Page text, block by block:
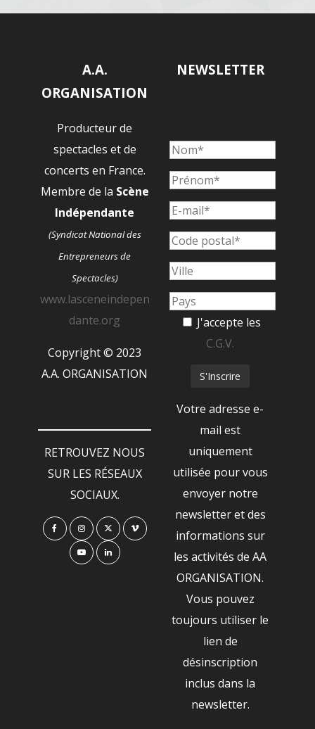
A.A.
ORGANISATION
Producteur de
spectacles et de
concerts en France.
Membre de la Scène
Indépendante
(Syndicat National des
Entrepreneurs de
Spectacles)
www.lasceneindepen
dante.org
Copyright © 2023
A.A. ORGANISATION
RETROUVEZ NOUS
SUR LES RÉSEAUX
SOCIAUX.
NEWSLETTER
J'accepte les
C.G.V.
Votre adresse e-
mail est
uniquement
utilisée pour vous
envoyer notre
newsletter et des
informations sur
les activités de AA
ORGANISATION.
Vous pouvez
toujours utiliser le
lien de
désinscription
inclus dans la
newsletter.